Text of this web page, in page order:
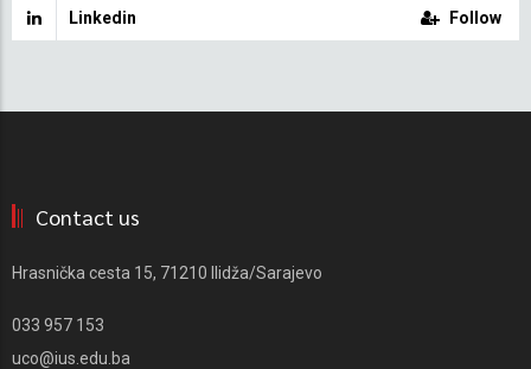
Linkedin Follow
Contact us
Hrasnička cesta 15, 71210 Ilidža/Sarajevo
033 957 153
uco@ius.edu.ba